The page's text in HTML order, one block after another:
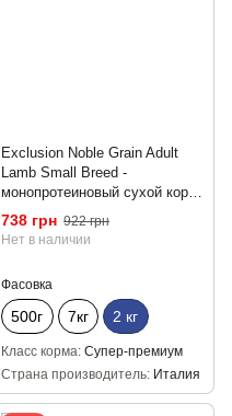
Exclusion Noble Grain Adult
Lamb Small Breed -
монопротеиновый сухой корм
для взрослых собак мелких
пород с ягненком 2 кг
738 грн 922 грн
Нет в наличии
Фасовка
500г 7кг 2 кг
Класс корма Супер-премиум
Страна производитель Италия